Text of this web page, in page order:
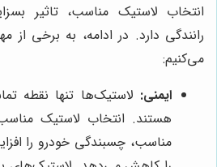
انتخاب لاستیک مناسب، تاثیر
رانندگی دارد. در ادامه، به برخی از
می‌کنیم:
ایمنی: لاستیک‌ها تنها نقطه
هستند. انتخاب لاستیک
مناسب، چسبندگی خودرو را